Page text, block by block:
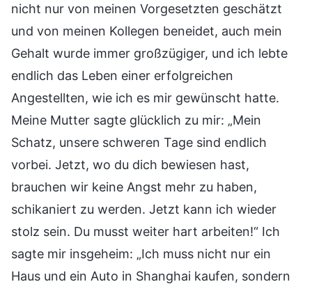
nicht nur von meinen Vorgesetzten geschätzt
und von meinen Kollegen beneidet, auch mein
Gehalt wurde immer großzügiger, und ich lebte
endlich das Leben einer erfolgreichen
Angestellten, wie ich es mir gewünscht hatte.
Meine Mutter sagte glücklich zu mir: „Mein
Schatz, unsere schweren Tage sind endlich
vorbei. Jetzt, wo du dich bewiesen hast,
brauchen wir keine Angst mehr zu haben,
schikaniert zu werden. Jetzt kann ich wieder
stolz sein. Du musst weiter hart arbeiten!“ Ich
sagte mir insgeheim: „Ich muss nicht nur ein
Haus und ein Auto in Shanghai kaufen, sondern